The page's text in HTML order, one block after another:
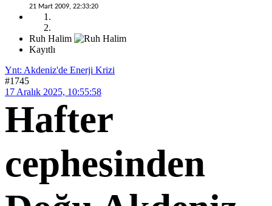
21 Mart 2009, 22:33:20
Ruh Halim
Kayıtlı
Ynt: Akdeniz'de Enerji Krizi
#1745
17 Aralık 2025, 10:55:58
Hafter
cephesinden